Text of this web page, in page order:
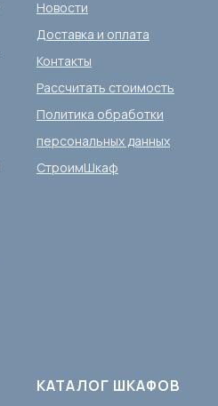
Новости
Доставка и оплата
Контакты
Рассчитать стоимость
Политика обработки
персональных данных
СтроимШкаф
КАТАЛОГ ШКАФОВ